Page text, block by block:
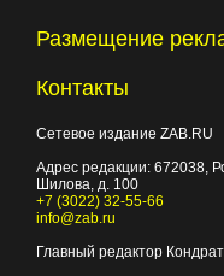
Размещение
Контакты
Сетевое издание ZAB.RU
Адрес редакции: 672038,
Шилова, д. 100
+7 (3022) 32-55-66
info@zab.ru
Главный редактор